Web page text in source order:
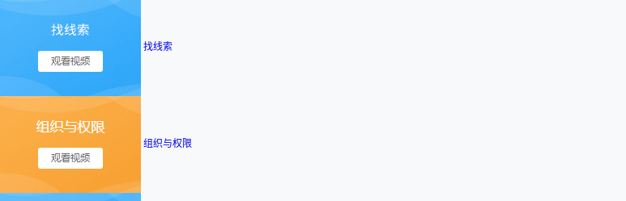
找线索
组织与权限